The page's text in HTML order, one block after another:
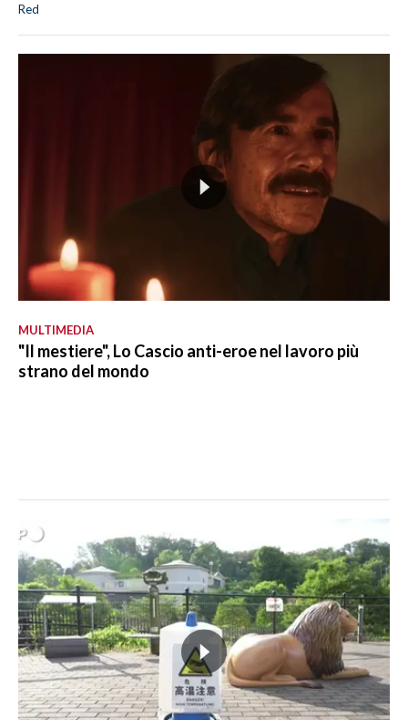
Red
MULTIMEDIA
"Il mestiere", Lo Cascio anti-eroe nel lavoro più
strano del mondo